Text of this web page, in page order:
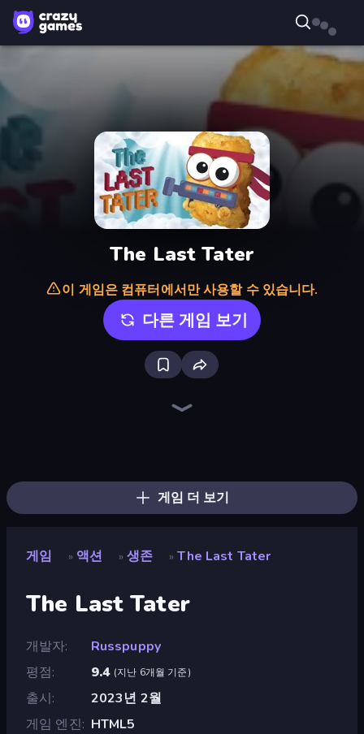
The Last Tater
이 게임은 컴퓨터에서만 사용할 수 있습니다.
다른 게임 보기
게임 더 보기
게임 » 액션 » 생존 » The Last Tater
The Last Tater
개발자
Russpuppy
평점
9.4 (지난 6개월 기준)
출시
2023년 2월
게임 엔진
HTML5